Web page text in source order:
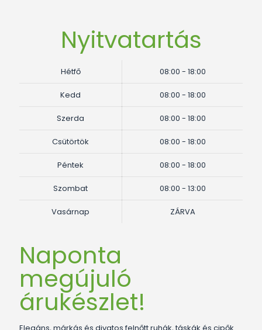
Nyitvatartás
Hétfő 08:00 - 18:00
Kedd 08:00 - 18:00
Szerda 08:00 - 18:00
Csütörtök 08:00 - 18:00
Péntek 08:00 - 18:00
Szombat 08:00 - 13:00
Vasárnap ZÁRVA
Naponta
megújuló
árukészlet!
Elegáns, márkás és divatos felnőtt ruhák, táskák és cipők